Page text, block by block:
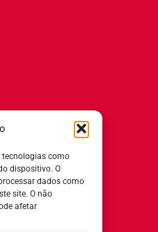
tecnologias como
dispositivo. O
dados como
site. O não
afetar